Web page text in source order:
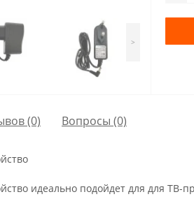
>
(0) Вопросы (0)
идеально подойдет для для ТВ-